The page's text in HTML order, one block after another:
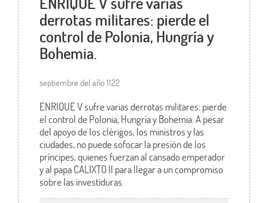
derrotas militares: pierde el
control de Polonia, Hungría y
Bohemia.
septiembre del año 1122
ENRIQUE V sufre varias derrotas militares: pierde
el control de Polonia, Hungría y Bohemia. A pesar
del apoyo de los clérigos, los ministros y las
ciudades, no puede sofocar la presión de los
príncipes, quienes fuerzan al cansado emperador
y al papa CALIXTO II para llegar a un compromiso
sobre las investiduras.